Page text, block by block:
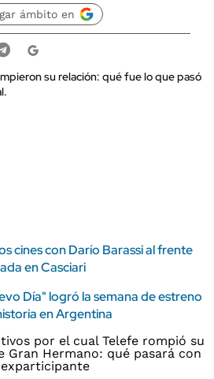
ámbito en
su relación: qué fue lo que pasó
cines con Darío Barassi al frente
en Casciari
Día" logró la semana de estreno
en Argentina